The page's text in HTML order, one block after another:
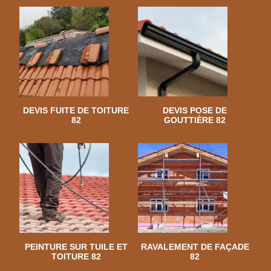
DEVIS FUITE DE TOITURE
82
DEVIS POSE DE
GOUTTIÈRE 82
PEINTURE SUR TUILE ET
TOITURE 82
RAVALEMENT DE FAÇADE
82